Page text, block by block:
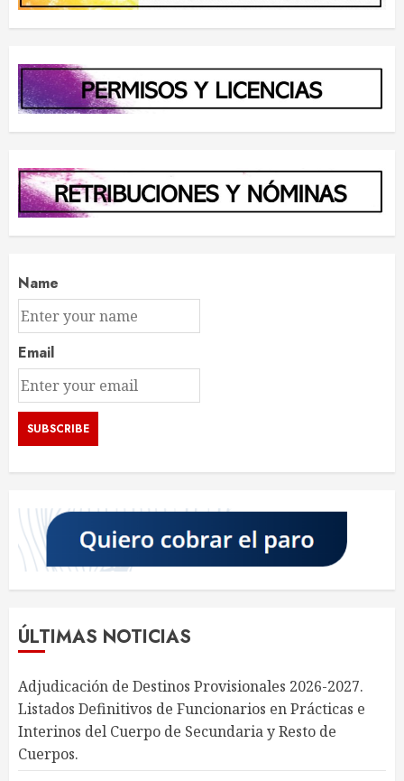
Name
Email
ÚLTIMAS NOTICIAS
Adjudicación de Destinos Provisionales 2026-2027.
Listados Definitivos de Funcionarios en Prácticas e
Interinos del Cuerpo de Secundaria y Resto de
Cuerpos.